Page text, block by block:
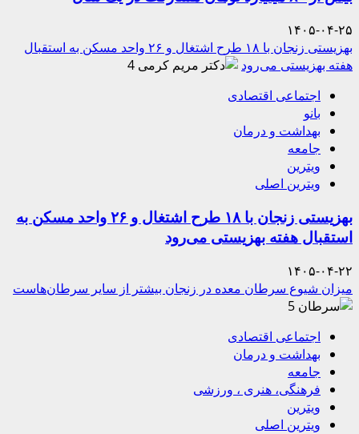
۱۴۰۵-۰۴-۲۵
بهزیستی زنجان با ۱۸ طرح اشتغال و ۲۶ واحد مسکن به استقبال
هفته بهزیستی می‌رود
4
اجتماعی اقتصادی
بانو
بهداشت و درمان
جامعه
ویترین
ویترین اصلی
بهزیستی زنجان با ۱۸ طرح اشتغال و ۲۶ واحد مسکن به
استقبال هفته بهزیستی می‌رود
۱۴۰۵-۰۴-۲۲
میزان شیوع سرطان معده در زنجان بیشتر از سایر سرطان‌هاست
5
اجتماعی اقتصادی
بهداشت و درمان
جامعه
فرهنگی، هنری ، ورزشی
ویترین
ویترین اصلی